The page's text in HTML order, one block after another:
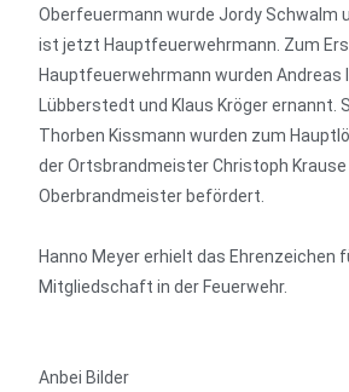
Oberfeuermann wurde Jordy Schwalm
ist jetzt Hauptfeuerwehrmann. Zum
Hauptfeuerwehrmann wurden Andreas
Lübberstedt und Klaus Kröger ernannt.
Thorben Kissmann wurden zum
der Ortsbrandmeister Christoph
Oberbrandmeister befördert.
Hanno Meyer erhielt das Ehrenzeichen
Mitgliedschaft in der Feuerwehr.
Anbei Bilder